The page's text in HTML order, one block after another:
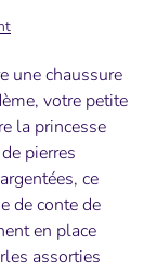
une chaussure
votre petite
la princesse
pierres
ce
de conte de
en place
assorties